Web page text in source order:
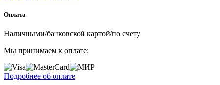
Оплата
Наличными/банковской картой/по счету
Мы принимаем к оплате:
Подробнее об оплате